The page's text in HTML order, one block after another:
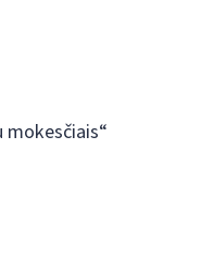
mokesčiais“